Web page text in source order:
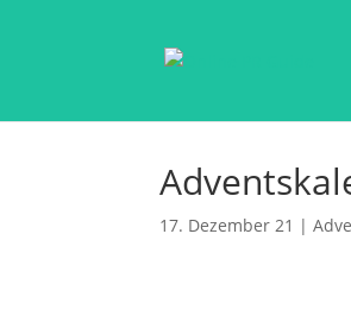
17. Dezember 21 |